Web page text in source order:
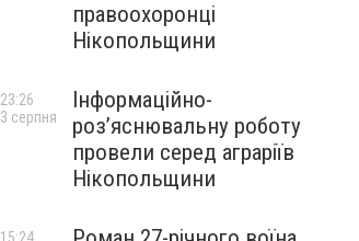
правоохоронці
Нікопольщини
Інформаційно-
роз’яснювальну роботу
провели серед аграріїв
Нікопольщини
23:26
3 серпня